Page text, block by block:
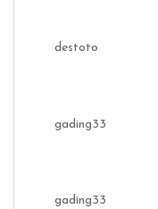
destoto
gading33
gading33